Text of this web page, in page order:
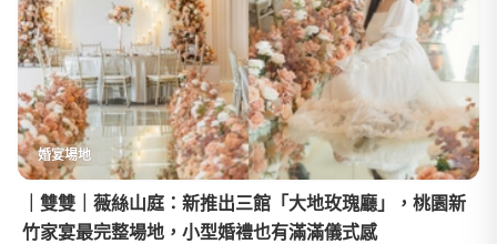
婚宴場地
｜雙雙｜薇絲山庭：新推出三館「大地玫瑰廳」，桃園新
竹家宴最完整場地，小型婚禮也有滿滿儀式感